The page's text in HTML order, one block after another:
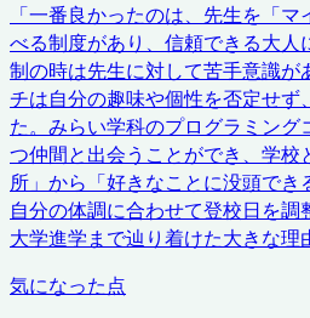
「一番良かったのは、先生を「マ
べる制度があり、信頼できる大人
制の時は先生に対して苦手意識が
チは自分の趣味や個性を否定せず
た。みらい学科のプログラミン
つ仲間と出会うことができ、学校
所」から「好きなことに没頭でき
自分の体調に合わせて登校日を調
大学進学まで辿り着けた大きな理
気になった点